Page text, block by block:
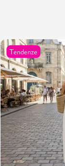
PMagazine
Tendenze